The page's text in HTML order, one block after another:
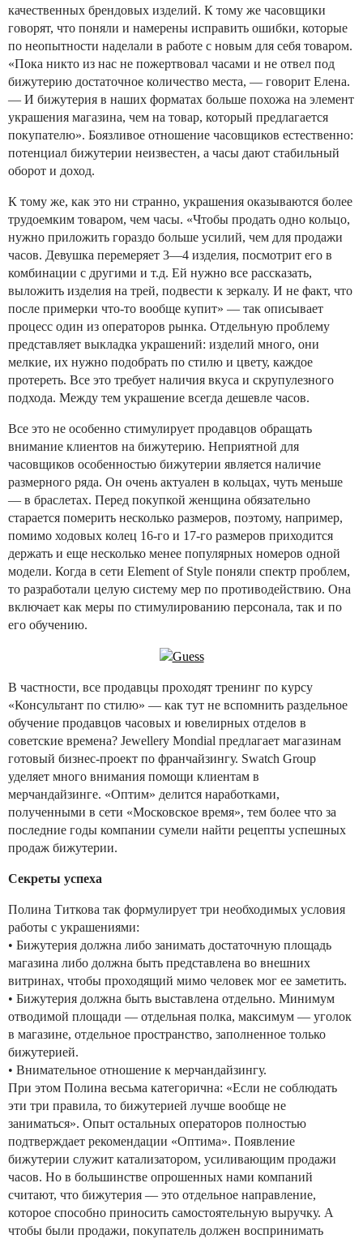
качественных брендовых изделий. К тому же часовщики
говорят, что поняли и намерены исправить ошибки, которые
по неопытности наделали в работе с новым для себя товаром.
«Пока никто из нас не пожертвовал часами и не отвел под
бижутерию достаточное количество места, — говорит Елена.
— И бижутерия в наших форматах больше похожа на элемент
украшения магазина, чем на товар, который предлагается
покупателю». Боязливое отношение часовщиков естественно:
потенциал бижутерии неизвестен, а часы дают стабильный
оборот и доход.
К тому же, как это ни странно, украшения оказываются более
трудоемким товаром, чем часы. «Чтобы продать одно кольцо,
нужно приложить гораздо больше усилий, чем для продажи
часов. Девушка перемеряет 3—4 изделия, посмотрит его в
комбинации с другими и т.д. Ей нужно все рассказать,
выложить изделия на трей, подвести к зеркалу. И не факт, что
после примерки что-то вообще купит» — так описывает
процесс один из операторов рынка. Отдельную проблему
представляет выкладка украшений: изделий много, они
мелкие, их нужно подобрать по стилю и цвету, каждое
протереть. Все это требует наличия вкуса и скрупулезного
подхода. Между тем украшение всегда дешевле часов.
Все это не особенно стимулирует продавцов обращать
внимание клиентов на бижутерию. Неприятной для
часовщиков особенностью бижутерии является наличие
размерного ряда. Он очень актуален в кольцах, чуть меньше
— в браслетах. Перед покупкой женщина обязательно
старается померить несколько размеров, поэтому, например,
помимо ходовых колец 16-го и 17-го размеров приходится
держать и еще несколько менее популярных номеров одной
модели. Когда в сети Element of Style поняли спектр проблем,
то разработали целую систему мер по противодействию. Она
включает как меры по стимулированию персонала, так и по
его обучению.
В частности, все продавцы проходят тренинг по курсу
«Консультант по стилю» — как тут не вспомнить раздельное
обучение продавцов часовых и ювелирных отделов в
советские времена? Jewellery Mondial предлагает магазинам
готовый бизнес-проект по франчайзингу. Swatch Group
уделяет много внимания помощи клиентам в
мерчандайзинге. «Оптим» делится наработками,
полученными в сети «Московское время», тем более что за
последние годы компании сумели найти рецепты успешных
продаж бижутерии.
Секреты успеха
Полина Титкова так формулирует три необходимых условия
работы с украшениями:
• Бижутерия должна либо занимать достаточную площадь
магазина либо должна быть представлена во внешних
витринах, чтобы проходящий мимо человек мог ее заметить.
• Бижутерия должна быть выставлена отдельно. Минимум
отводимой площади — отдельная полка, максимум — уголок
в магазине, отдельное пространство, заполненное только
бижутерией.
• Внимательное отношение к мерчандайзингу.
При этом Полина весьма категорична: «Если не соблюдать
эти три правила, то бижутерией лучше вообще не
заниматься». Опыт остальных операторов полностью
подтверждает рекомендации «Оптима». Появление
бижутерии служит катализатором, усиливающим продажи
часов. Но в большинстве опрошенных нами компаний
считают, что бижутерия — это отдельное направление,
которое способно приносить самостоятельную выручку. А
чтобы были продажи, покупатель должен воспринимать